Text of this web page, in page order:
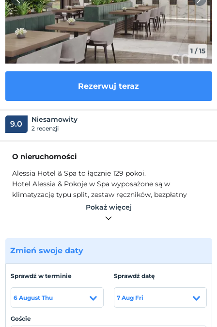
1 /15
Rezerwuj teraz
9.0 Niesamowity
2 recenzji
O nieruchomości
Alessia Hotel & Spa to łącznie 129 pokoi.
Hotel Alessia & Pokoje w Spa wyposażone są w
klimatyzację typu split, zestaw ręczników, bezpłatny
bezprzewodowy dostęp do Internetu, minibar, telewizor
63 km od lotniska. z dala 700 metrów od zabytkowego
Pokaż na mapie
Pokaż więcej
Zmień swoje daty
Sprawdź w terminie
6 August Thu
Sprawdź datę
7 Aug Fri
Goście